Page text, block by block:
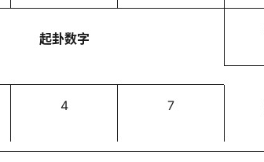
起卦数字
4 7